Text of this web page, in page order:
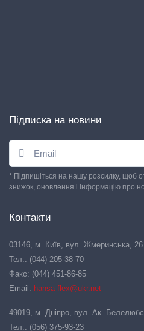
Підписка на новини
* Підпишіться на нашу розсилку, щоб
знижок, оновлення і інформацію про
Контакти
03146, м. Київ, вул. Жмеринська, 26
Тел.: (044) 205-38-70
Факс: (044) 451-86-85
Email: hansa-flex@ukr.net
49019, м. Дніпро, вул. Ак.
Тел.: (056) 375-93-23